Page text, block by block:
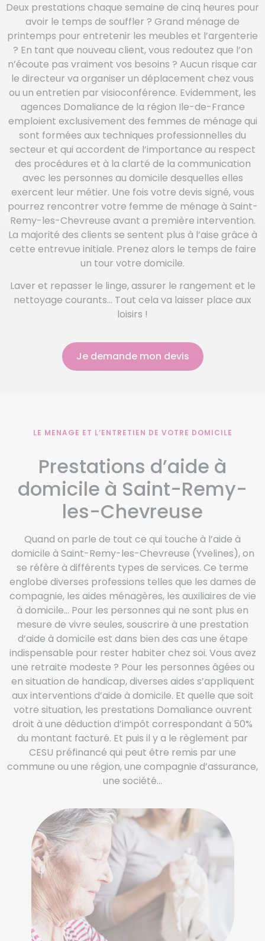
Deux prestations chaque semaine de cinq heures pour
avoir le temps de souffler ? Grand ménage de
printemps pour entretenir les meubles et l’argenterie
? En tant que nouveau client, vous redoutez que l’on
n’écoute pas vraiment vos besoins ? Aucun risque car
le directeur va organiser un déplacement chez vous
ou un entretien par visioconférence. Evidemment, les
agences Domaliance de la région Ile-de-France
emploient exclusivement des femmes de ménage qui
sont formées aux techniques professionnelles du
secteur et qui accordent de l’importance au respect
des procédures et à la clarté de la communication
avec les personnes au domicile desquelles elles
exercent leur métier. Une fois votre devis signé, vous
pourrez rencontrer votre femme de ménage à Saint-
Remy-les-Chevreuse avant a première intervention.
La majorité des clients se sentent plus à l’aise grâce à
cette entrevue initiale. Prenez alors le temps de faire
un tour votre domicile.
Laver et repasser le linge, assurer le rangement et le
nettoyage courants… Tout cela va laisser place aux
loisirs !
Je demande mon devis
LE MENAGE ET L’ENTRETIEN DE VOTRE DOMICILE
Prestations d’aide à
domicile à Saint-Remy-
les-Chevreuse
Quand on parle de tout ce qui touche à l’aide à
domicile à Saint-Remy-les-Chevreuse (Yvelines), on
se réfère à différents types de services. Ce terme
englobe diverses professions telles que les dames de
compagnie, les aides ménagères, les auxiliaires de vie
à domicile… Pour les personnes qui ne sont plus en
mesure de vivre seules, souscrire à une prestation
d’aide à domicile est dans bien des cas une étape
indispensable pour rester habiter chez soi. Vous avez
une retraite modeste ? Pour les personnes âgées ou
en situation de handicap, diverses aides s’appliquent
aux interventions d’aide à domicile. Et quelle que soit
votre situation, les prestations Domaliance ouvrent
droit à une déduction d’impôt correspondant à 50%
du montant facturé. Et puis il y a le règlement par
CESU préfinancé qui peut être remis par une
commune ou une région, une compagnie d’assurance,
une société…